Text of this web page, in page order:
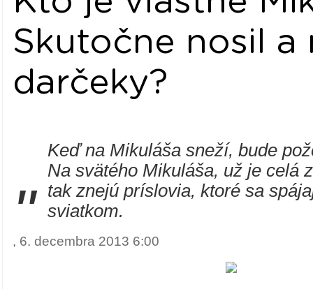
Skutočne nosil a
darčeky?
"
Keď na Mikuláša sneží, bude
Na svätého Mikuláša, už je celá
tak znejú príslovia, ktoré sa
sviatkom.
, 6. decembra 2013 6:00